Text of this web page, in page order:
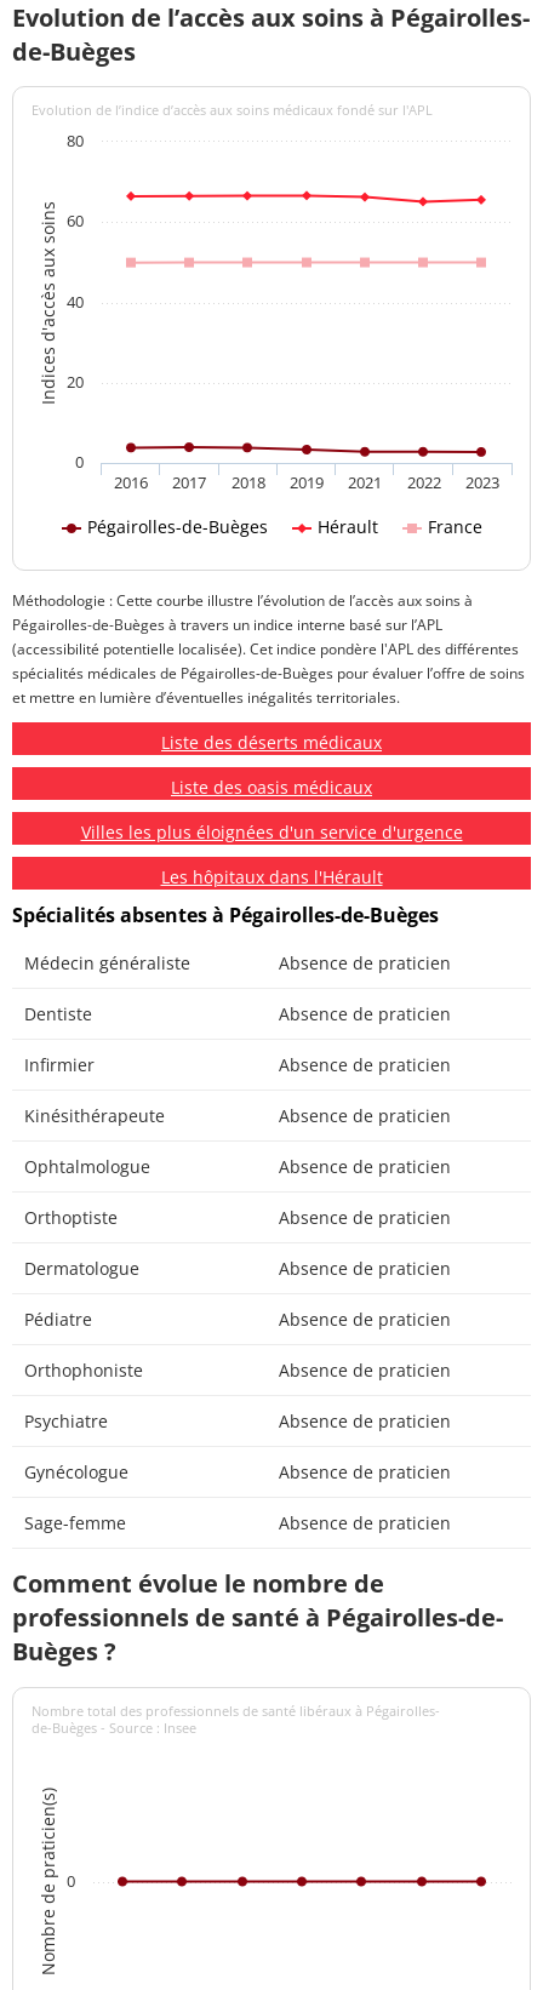
Evolution de l’accès aux soins à Pégairolles-
de-Buèges
Indices d'accès aux soins
Evolution de l’indice d’accès aux soins médicaux fondé sur l'APL
Pégairolles-de-Buèges Hérault France
2016 2017 2018 2019 2021 2022 2023
0
20
40
60
80
Méthodologie : Cette courbe illustre l’évolution de l’accès aux soins à
Pégairolles-de-Buèges à travers un indice interne basé sur l’APL
(accessibilité potentielle localisée). Cet indice pondère l'APL des différentes
spécialités médicales de Pégairolles-de-Buèges pour évaluer l’offre de soins
et mettre en lumière d’éventuelles inégalités territoriales.
Liste des déserts médicaux
Liste des oasis médicaux
Villes les plus éloignées d'un service d'urgence
Les hôpitaux dans l'Hérault
Spécialités absentes à Pégairolles-de-Buèges
Médecin généraliste Absence de praticien
Dentiste Absence de praticien
Infirmier Absence de praticien
Kinésithérapeute Absence de praticien
Ophtalmologue Absence de praticien
Orthoptiste Absence de praticien
Dermatologue Absence de praticien
Pédiatre Absence de praticien
Orthophoniste Absence de praticien
Psychiatre Absence de praticien
Gynécologue Absence de praticien
Sage-femme Absence de praticien
Comment évolue le nombre de
professionnels de santé à Pégairolles-de-
Buèges ?
Nombre de praticien(s)
Nombre total des professionnels de santé libéraux à Pégairolles-
de-Buèges - Source : Insee
0